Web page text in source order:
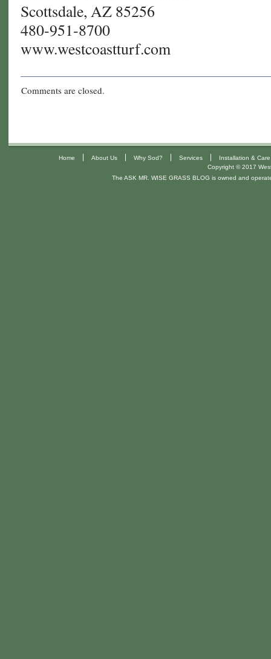
Scottsdale, AZ 85256
480-951-8700
www.westcoastturf.com
Comments are closed.
Home | About Us | Why Sod? | Services |
Installation & Care
Copyright © 2017
The ASK MR. WISE GRASS BLOG is owned and